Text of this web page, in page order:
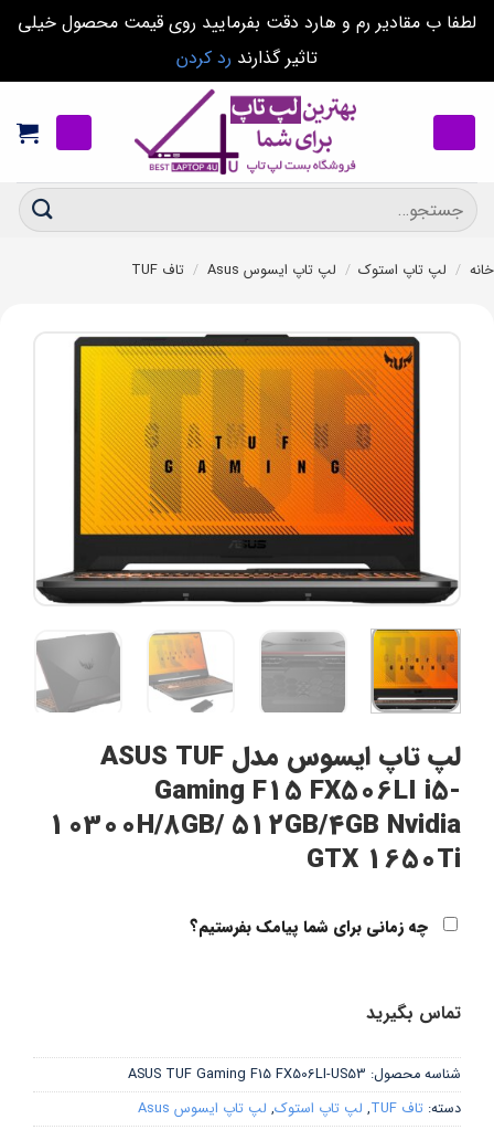
لطفا ب مقادیر رم و هارد دقت بفرمایید روی قیمت محصول خیلی
تاثیر گذارند رد کردن
content
جستجو
برای:
خانه / لپ تاپ استوک / لپ تاپ ایسوس Asus / تاف TUF
لپ تاپ ایسوس مدل ASUS TUF
Gaming F15 FX506LI i5-
10300H/8GB/ 512GB/4GB Nvidia
GTX 1650Ti
چه زمانی برای شما پیامک بفرستیم؟
تماس بگیرید
شناسه محصول: ASUS TUF Gaming F15 FX506LI-US53
دسته: تاف TUF , لپ تاپ استوک, لپ تاپ ایسوس Asus